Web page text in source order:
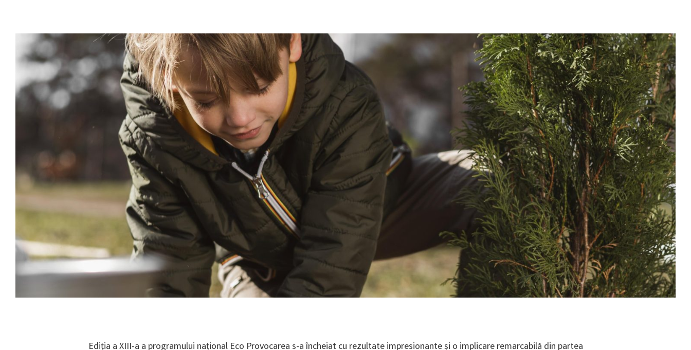
Ediția a XIII-a a programului național Eco Provocarea s-a încheiat cu rezultate impresionante și o implicare remarcabilă din partea